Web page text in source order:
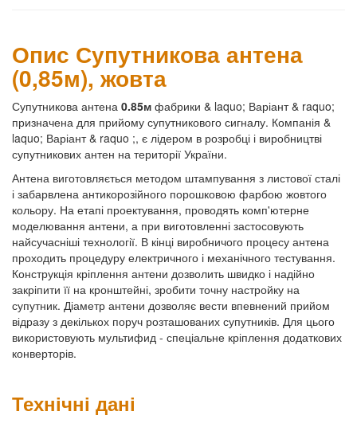
Опис Супутникова антена
(0,85м), жовта
Супутникова антена 0.85м фабрики & laquo; Варіант & raquo;
призначена для прийому супутникового сигналу. Компанія &
laquo; Варіант & raquo ;, є лідером в розробці і виробництві
супутникових антен на території України.
Антена виготовляється методом штампування з листової сталі
і забарвлена антикорозійного порошковою фарбою жовтого
кольору. На етапі проектування, проводять комп'ютерне
моделювання антени, а при виготовленні застосовують
найсучасніші технології. В кінці виробничого процесу антена
проходить процедуру електричного і механічного тестування.
Конструкція кріплення антени дозволить швидко і надійно
закріпити її на кронштейні, зробити точну настройку на
супутник. Діаметр антени дозволяє вести впевнений прийом
відразу з декількох поруч розташованих супутників. Для цього
використовують мультифид - спеціальне кріплення додаткових
конверторів.
Технічні дані